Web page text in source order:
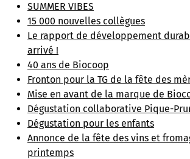
SUMMER VIBES
15 000 nouvelles collègues
Le rapport de développement
arrivé !
40 ans de Biocoop
Fronton pour la TG de la fête des
Mise en avant de la marque de
Dégustation collaborative Pique-
Dégustation pour les enfants
Annonce de la fête des vins et
printemps